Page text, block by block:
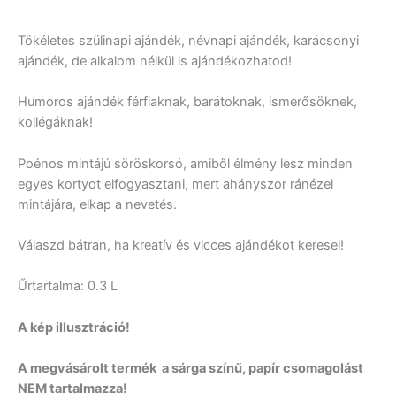
Tökéletes szülinapi ajándék, névnapi ajándék, karácsonyi
ajándék, de alkalom nélkül is ajándékozhatod!
Humoros ajándék férfiaknak, barátoknak, ismerősöknek,
kollégáknak!
Poénos mintájú söröskorsó, amiből élmény lesz minden
egyes kortyot elfogyasztani, mert ahányszor ránézel
mintájára, elkap a nevetés.
Válaszd bátran, ha kreatív és vicces ajándékot keresel!
Űrtartalma: 0.3 L
A kép illusztráció!
A megvásárolt termék a sárga színű, papír csomagolást
NEM tartalmazza!